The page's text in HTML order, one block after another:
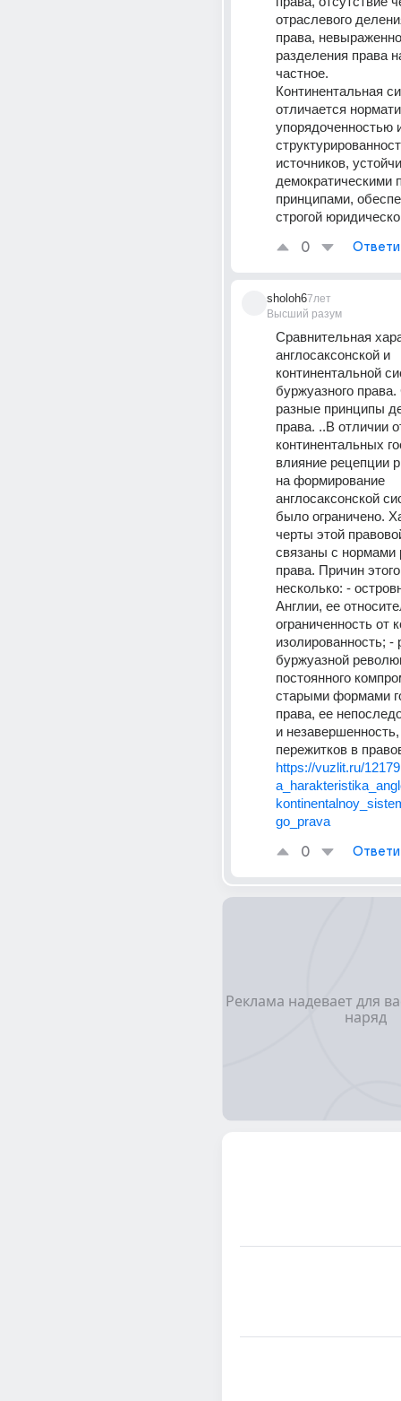
отраслевого
права,
разделения права
частное.
Континентальная
отличается
упорядоченностью
источников,
демократическими
принципами,
строгой
0
sholoh6
Высший разум
7лет
Сравнительная
англосаксонской и
континентальной
буржуазного
разные принципы
права. ..В отличии
континентальных
влияние рецепции
на формирование
англосаксонской
было ограничено.
черты этой
связаны с нормами
права. Причин
несколько: -
Англии, ее
ограниченность от
изолированность; -
буржуазной
постоянного
старыми формами
права, ее
и
пережитков в
https://vuzlit.ru/
go_prava
0